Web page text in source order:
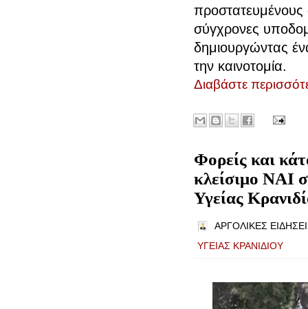
σύγχρονες
δημιουργώντας
την καινοτομία.
Διαβάστε
Φορείς και
κλείσιμο ΝΑΙ
Υγείας
ΑΡΓΟΛΙΚΕΣ
ΥΓΕΙΑΣ ΚΡΑΝΙΔΙΟΥ